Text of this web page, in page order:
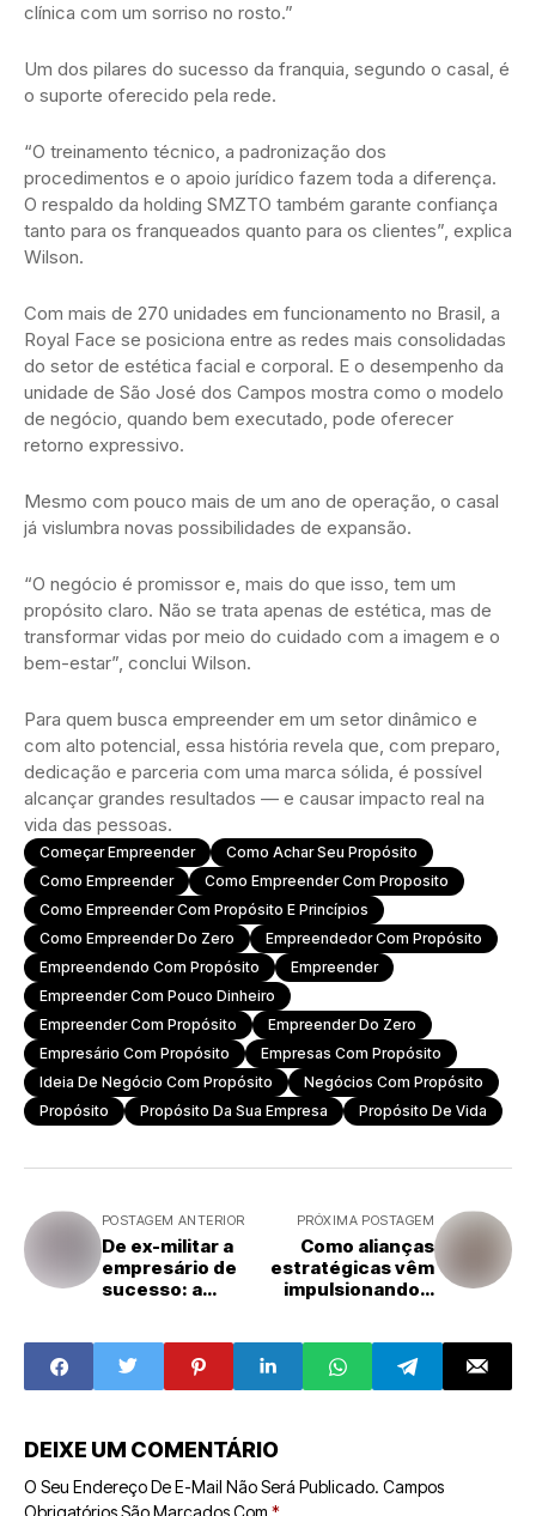
clínica com um sorriso no rosto.”
Um dos pilares do sucesso da franquia, segundo o casal, é
o suporte oferecido pela rede.
“O treinamento técnico, a padronização dos
procedimentos e o apoio jurídico fazem toda a diferença.
O respaldo da holding SMZTO também garante confiança
tanto para os franqueados quanto para os clientes”, explica
Wilson.
Com mais de 270 unidades em funcionamento no Brasil, a
Royal Face se posiciona entre as redes mais consolidadas
do setor de estética facial e corporal. E o desempenho da
unidade de São José dos Campos mostra como o modelo
de negócio, quando bem executado, pode oferecer
retorno expressivo.
Mesmo com pouco mais de um ano de operação, o casal
já vislumbra novas possibilidades de expansão.
“O negócio é promissor e, mais do que isso, tem um
propósito claro. Não se trata apenas de estética, mas de
transformar vidas por meio do cuidado com a imagem e o
bem-estar”, conclui Wilson.
Para quem busca empreender em um setor dinâmico e
com alto potencial, essa história revela que, com preparo,
dedicação e parceria com uma marca sólida, é possível
alcançar grandes resultados — e causar impacto real na
vida das pessoas.
Começar Empreender
Como Achar Seu Propósito
Como Empreender
Como Empreender Com Proposito
Como Empreender Com Propósito E Princípios
Como Empreender Do Zero
Empreendedor Com Propósito
Empreendendo Com Propósito
Empreender
Empreender Com Pouco Dinheiro
Empreender Com Propósito
Empreender Do Zero
Empresário Com Propósito
Empresas Com Propósito
Ideia De Negócio Com Propósito
Negócios Com Propósito
Propósito
Propósito Da Sua Empresa Propósito De Vida
POSTAGEM ANTERIOR
De ex-militar a
empresário de
sucesso: a
maiores redes de
varejo popular do
Sul
PRÓXIMA POSTAGEM
Como alianças
estratégicas vêm
impulsionando a
franquias como o
Açaí da Barra
DEIXE UM COMENTÁRIO
O Seu Endereço De E-Mail Não Será Publicado. Campos